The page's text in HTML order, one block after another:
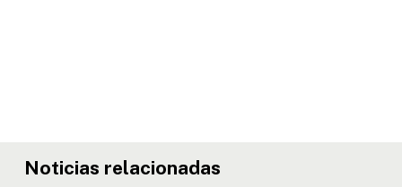
Noticias relacionadas